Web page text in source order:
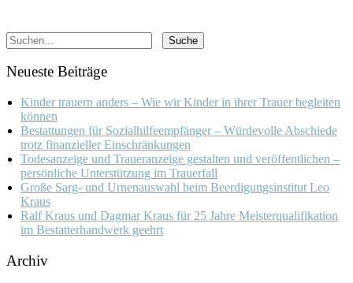
Neueste Beiträge
Kinder trauern anders – Wie wir Kinder in ihrer Trauer begleiten
können
Bestattungen für Sozialhilfeempfänger – Würdevolle Abschiede
trotz finanzieller Einschränkungen
Todesanzeige und Traueranzeige gestalten und veröffentlichen –
persönliche Unterstützung im Trauerfall
Große Sarg- und Urnenauswahl beim Beerdigungsinstitut Leo
Kraus
Ralf Kraus und Dagmar Kraus für 25 Jahre Meisterqualifikation
im Bestatterhandwerk geehrt
Archiv